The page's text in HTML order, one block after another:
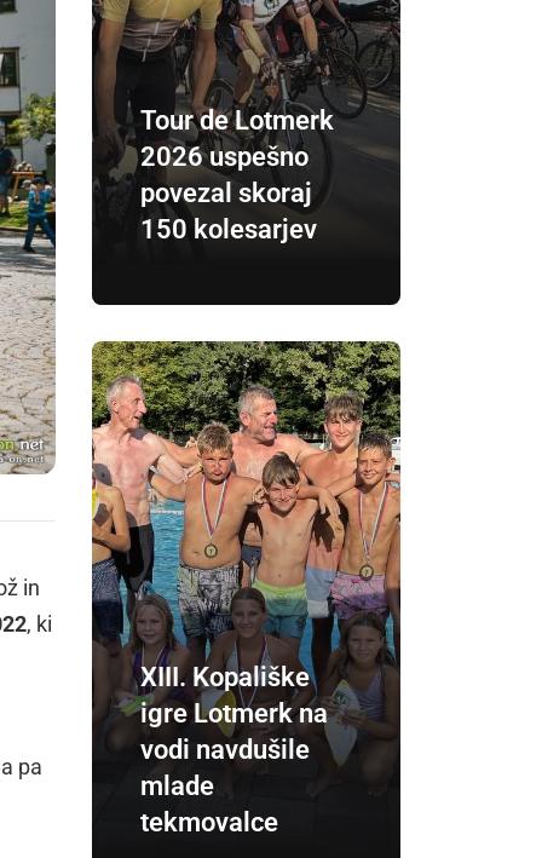
in
, ki
pa
Tour de Lotmerk
2026 uspešno
povezal skoraj
150 kolesarjev
XIII. Kopališke
igre Lotmerk na
vodi navdušile
mlade
tekmovalce